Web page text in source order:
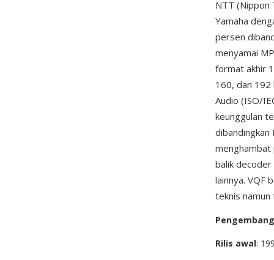
NTT (Nippon
Yamaha
persen
menyamai
format akhir
160, dan 192
Audio (ISO/
keunggulan
menghambat
balik
lainnya. VQF
teknis namun
Pengembang
Rilis awal: